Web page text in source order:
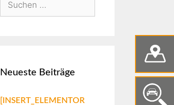
Neueste Beiträge
[INSERT_ELEMENTOR